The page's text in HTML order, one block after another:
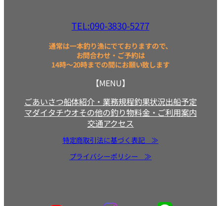
TEL:090-3830-5277
通常は一本釣り漁にでておりますので、
お問合わせ・ご予約は
14時～20時までの間にお願い致します
【MENU】
ごあいさつ船体紹介・業務規程釣果状況出船予定
マダイタチウオその他の釣り物料金・ご利用案内
交通アクセス
特定商取引法に基づく表記 ≫
プライバシーポリシー ≫